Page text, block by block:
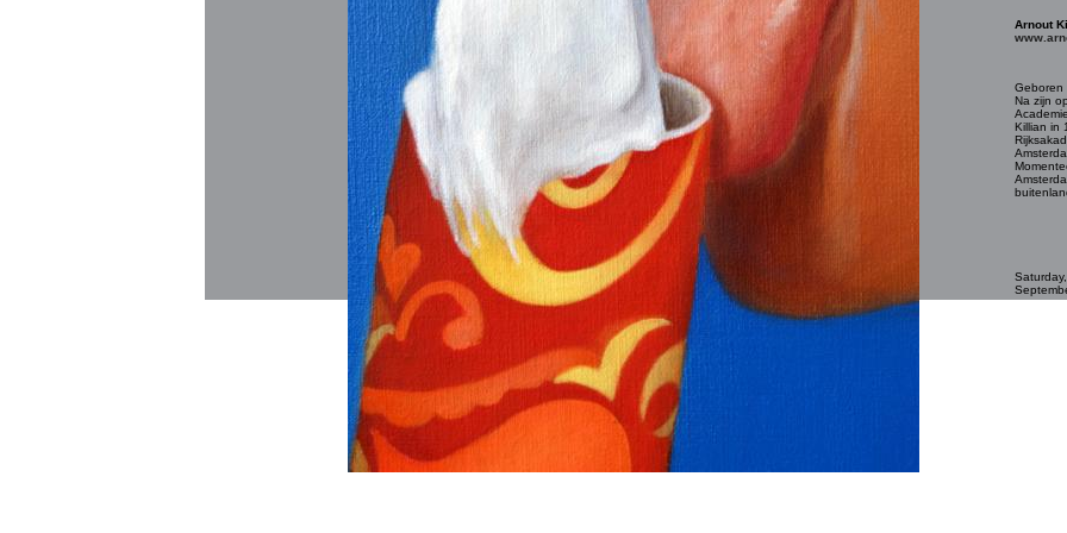
Arnout
Geboren
Na zijn
Killian in